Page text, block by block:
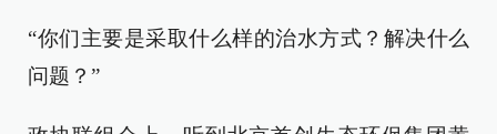
“你们主要是采取什么样的治水方式？解决什么
问题？”